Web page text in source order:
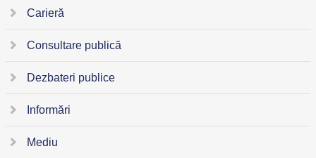
Carieră
Consultare publică
Dezbateri publice
Informări
Mediu